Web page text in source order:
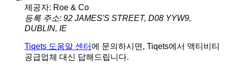
제공자: Roe & Co
등록 주소: 92 JAMES'S STREET, D08 YYW9,
DUBLIN, IE
Tiqets 도움말 센터 에 문의하시면, Tiqets에서 액티비티
공급업체 대신 답해드립니다.